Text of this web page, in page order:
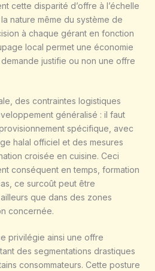
cette disparité d’offre à l’échelle
nature même du système de
à chaque gérant en fonction
local permet une économie
justifie ou non une offre
des contraintes logistiques
généralisé : il faut
spécifique, avec
halal officiel et des mesures
croisée en cuisine. Ceci
conséquent en temps, formation
ce surcoût peut être
que dans des zones
concernée.
privilégie ainsi une offre
des segmentations drastiques
consommateurs. Cette posture